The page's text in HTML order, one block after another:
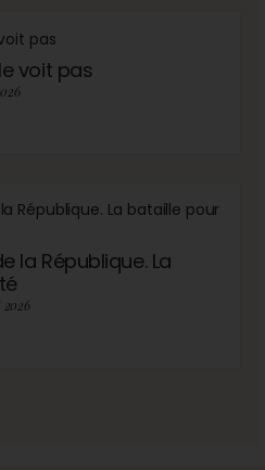
voit pas
2026
la République. La
28 juillet 2026